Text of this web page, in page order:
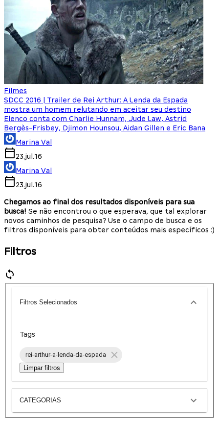
Filmes
SDCC 2016 | Trailer de Rei Arthur: A Lenda da Espada
mostra um homem relutando em aceitar seu destino
Elenco conta com Charlie Hunnam, Jude Law, Astrid
Bergès-Frisbey, Djimon Hounsou, Aidan Gillen e Eric Bana
Marina Val
23.jul.16
Marina Val
23.jul.16
Chegamos ao final dos resultados disponíveis para sua
busca! Se não encontrou o que esperava, que tal explorar
novos caminhos de pesquisa? Use o campo de busca e os
filtros disponíveis para obter conteúdos mais específicos :)
Filtros
Filtros Selecionados
Tags
rei-arthur-a-lenda-da-espada
Limpar filtros
CATEGORIAS